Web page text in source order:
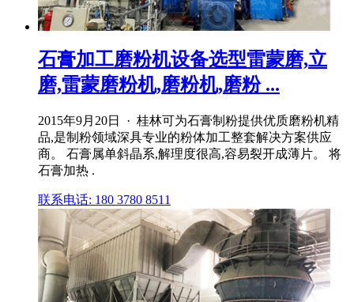
石膏加工磨粉机设备选型雷蒙磨,立
磨,雷蒙磨粉机,磨粉机,磨粉 ...
2015年9月20日 · 桂林可为石膏制粉提供优质磨粉机精
品,是制粉领域深具专业的粉体加工整套解决方案供应
商。 石膏属单斜晶系,解理度很高,容易裂开成薄片。 将
石膏加热 .
联系电话: 180 3780 8511